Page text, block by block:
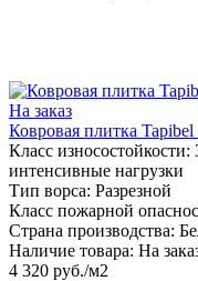
На заказ
Ковровая плитка
Класс износостойкости:
интенсивные нагрузки
Тип ворса: Разрезной
Класс пожарной
Страна производства:
Наличие товара: На
4 320 руб./м2